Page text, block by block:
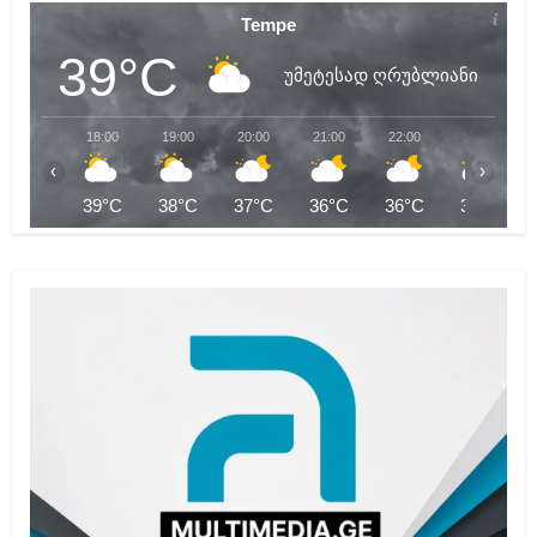
Tempe
39°C უმეტესად ღრუბლიანი
18:00
39°C
19:00
38°C
20:00
37°C
21:00
36°C
22:00
36°C
23:00
35°C
‹ ›